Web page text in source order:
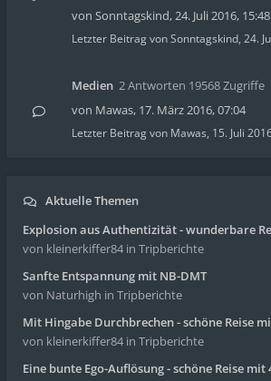
von Sonntagskind,24. Juli 2016, 15:48
Letzter Beitrag vonSonntagskind, 24.
Medien 2 Antworten 19568 Zugriffe
von Mawas, 17. März 2016, 07:04
Letzter Beitrag von Mawas, 15. Juli
Aktuelle Themen
Explosion aus Authentizität - wunderbare
von kleinerkiffer84 in Tripberichte
Sanfte Entspannung mit NB-DMT
von Naturhigh in Tripberichte
Mit Hingabe Durchbrechen - schöne Reise
von kleinerkiffer84 in Tripberichte
Eine bunte Ego-Auflösung - schöne Reise mit